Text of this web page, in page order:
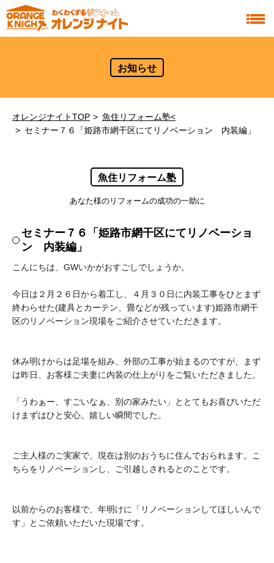
お知らせ
オレンジナイトTOP
魚住リフォーム塾<
セミナー７６「姫路市網干区にてリノベーション 内装編」
魚住リフォーム塾
あなた様のリフォームの成功の一助に
セミナー７６「姫路市網干区にてリノベーショ
ン 内装編」
こんにちは、GWいかがおすごしでしょうか。
今日は２月２６日から着工し、４月３０日に内装工事をひとまず
終わらせた(建具とカーテン、畳などが残っています)姫路市網干
区のリノベーション現場をご紹介させていただきます。
休み明けからは足場を組み、外部の工事が始まるのですが、まず
は昨日、お客様ご夫妻に内装の仕上がりをご覧いただきました。
「うわぁー、すごいなぁ、別の家みたい」ととてもお喜びいただ
けまずはひと安心。嬉しい瞬間でした。
ご主人様のご実家で、現在は別のおうちに住んでおられます。こ
ちらをリノベーションし、ご引越しされるとのことです。
以前からのお客様で、年明けに「リノベーションしてほしいんで
す」とご依頼いただいた現場です。